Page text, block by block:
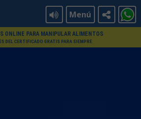
Menú
ONLINE PARA MANIPULAR ALIMENTOS
DEL CERTIFICADO GRATIS PARA SIEMPRE